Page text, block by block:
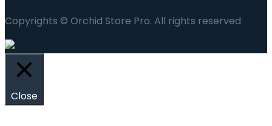
Copyrights © Orchid Store Pro. All rights reserved
Close